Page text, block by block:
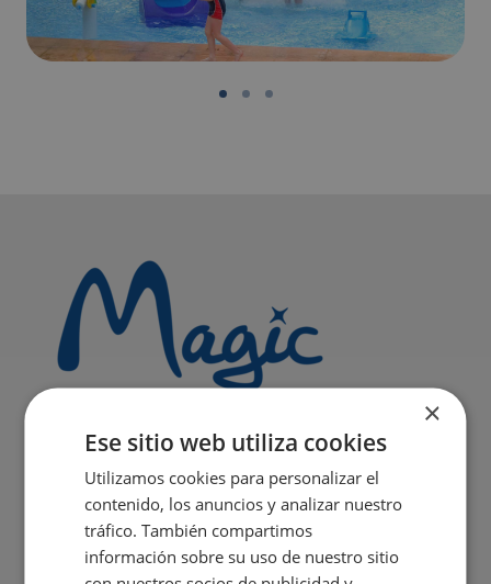
×
Ese sitio web utiliza cookies
Utilizamos cookies para personalizar el
contenido, los anuncios y analizar nuestro
tráfico. También compartimos
información sobre su uso de nuestro sitio